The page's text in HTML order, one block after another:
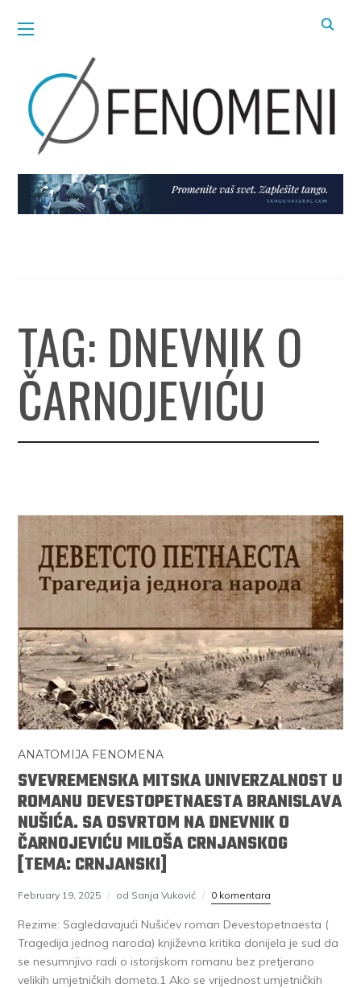
TAG: DNEVNIK O
ČARNOJEVIĆU
ANATOMIJA FENOMENA
SVEVREMENSKA MITSKA UNIVERZALNOST U
ROMANU DEVESTOPETNAESTA BRANISLAVA
NUŠIĆA. SA OSVRTOM NA DNEVNIK O
ČARNOJEVIĆU MILOŠA CRNJANSKOG
[TEMA: CRNJANSKI]
February 19, 2025 od Sanja Vuković 0 komentara
Rezime: Sagledavajući Nušićev roman Devestopetnaesta (
Tragedija jednog naroda) književna kritika donijela je sud da
se nesumnjivo radi o istorijskom romanu bez pretjerano
velikih umjetničkih dometa.1 Ako se vrijednost umjetničkih